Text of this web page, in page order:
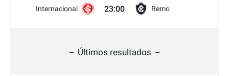
Internacional 23:00 Remo
Últimos resultados